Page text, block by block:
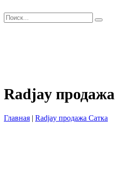
Radjay
Главная | Radjay продажа Сатка